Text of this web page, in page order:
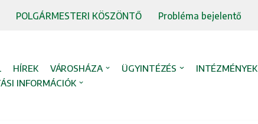
POLGÁRMESTERI KÖSZÖNTŐ Probléma bejelentő
HÍREK VÁROSHÁZA ÜGYINTÉZÉS INTÉZMÉNYEK
INFORMÁCIÓK